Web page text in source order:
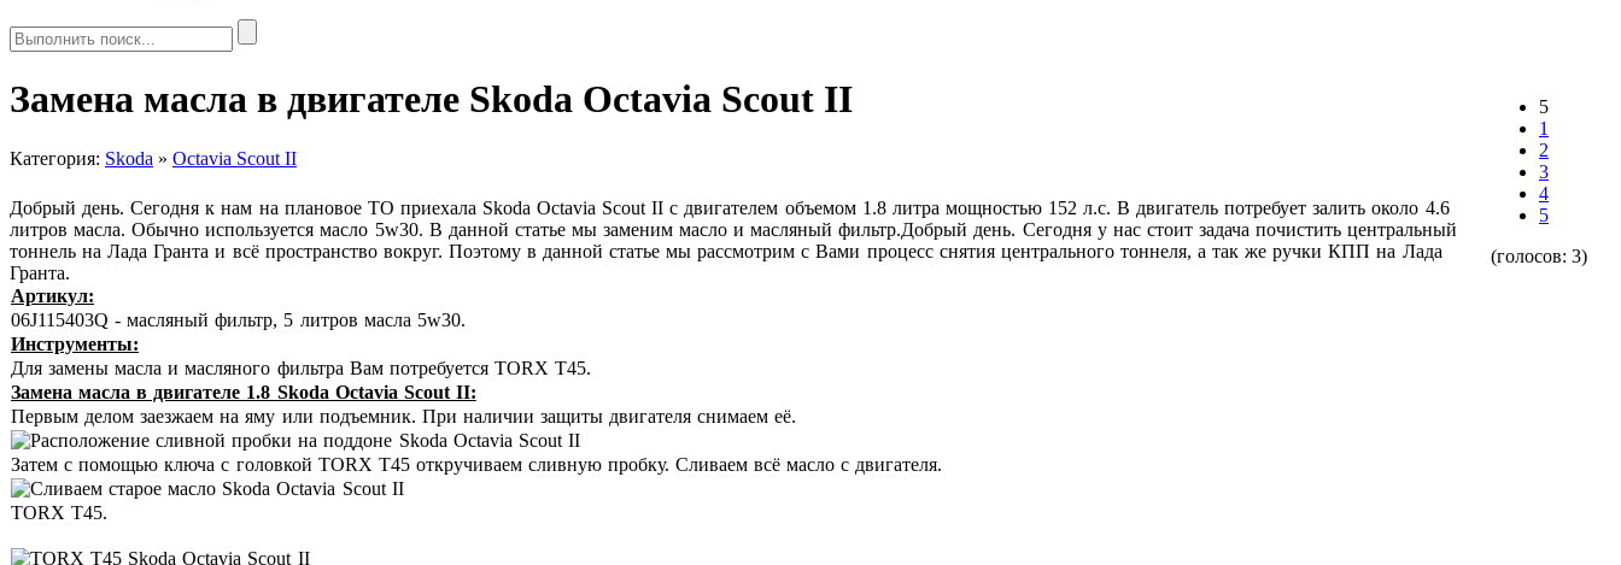
5
1
2
3
4
5
(голосов: 3)
Замена масла в двигателе Skoda Octavia Scout II
Категория: Skoda » Octavia Scout II
Добрый день. Сегодня к нам на плановое ТО приехала Skoda Octavia Scout II с двигателем объемом 1.8 литра мощностью 152 л.с. В двигатель потребует залить около 4.6
литров масла. Обычно используется масло 5w30. В данной статье мы заменим масло и масляный фильтр.Добрый день. Сегодня у нас стоит задача почистить центральный
тоннель на Лада Гранта и всё пространство вокруг. Поэтому в данной статье мы рассмотрим с Вами процесс снятия центрального тоннеля, а так же ручки КПП на Лада
Гранта.
Артикул:
06J115403Q - масляный фильтр, 5 литров масла 5w30.
Инструменты:
Для замены масла и масляного фильтра Вам потребуется TORX T45.
Замена масла в двигателе 1.8 Skoda Octavia Scout II:
Первым делом заезжаем на яму или подъемник. При наличии защиты двигателя снимаем её.
Затем с помощью ключа с головкой TORX T45 откручиваем сливную пробку. Сливаем всё масло с двигателя.
TORX T45.